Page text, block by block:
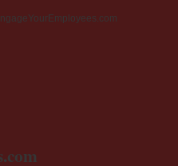
.com